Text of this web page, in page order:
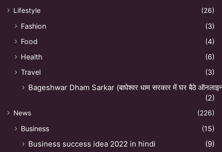
Lifestyle
(26)
Fashion
(3)
Food
(4)
Health
(6)
Travel
(3)
Bageshwar Dham Sarkar (बाघेश्वर धाम सरकार में घर बैठे
(2)
News (226)
Business (15)
Business success idea 2022 in hindi
(9)